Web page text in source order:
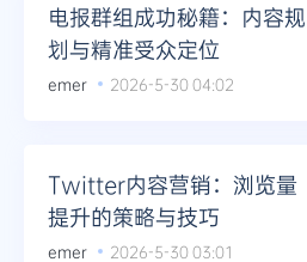
电报群组成功秘籍：内容规
划与精准受众定位
emer 2026-5-30 04:02
Twitter内容营销：浏览量
提升的策略与技巧
emer 2026-5-30 03:01